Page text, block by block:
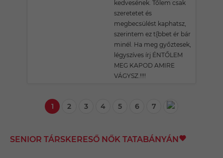
kedvesének. Tőlem csak
szeretetet és
megbecsülést kaphatsz,
szerintem ez t{bbet ér bár
minél. Ha meg győztesek,
légyszíves írj ÉNTŐLEM
MEG KAPOD AMIRE
VÁGYSZ.!!!!
1 2 3 4 5 6 7
SENIOR TÁRSKERESŐ NŐK TATABÁNYÁN